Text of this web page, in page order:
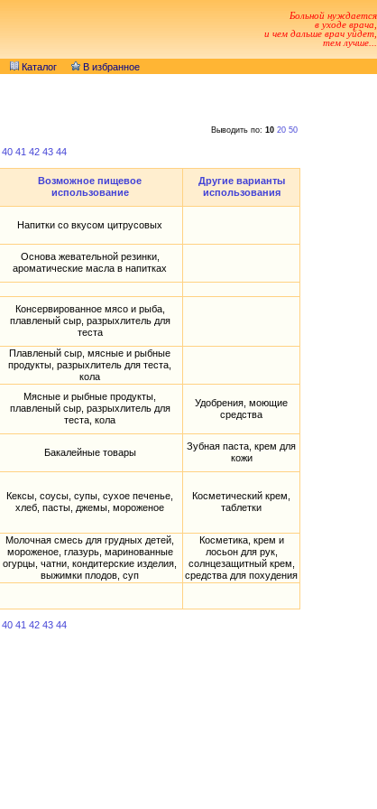
Больной нуждается
в уходе врача,
и чем дальше врач уйдет,
тем лучше...
Каталог В избранное
Выводить по: 10 20 50
40 41 42 43 44
Возможное пищевое
использование
Другие варианты
использования
Напитки со вкусом цитрусовых
Основа жевательной резинки,
ароматические масла в напитках
Консервированное мясо и рыба,
плавленый сыр, разрыхлитель для
теста
Плавленый сыр, мясные и рыбные
продукты, разрыхлитель для теста,
кола
Мясные и рыбные продукты,
плавленый сыр, разрыхлитель для
теста, кола
Удобрения, моющие
средства
Бакалейные товары
Зубная паста, крем для
кожи
Кексы, соусы, супы, сухое печенье,
хлеб, пасты, джемы, мороженое
Косметический крем,
таблетки
Молочная смесь для грудных детей,
мороженое, глазурь, маринованные
огурцы, чатни, кондитерские изделия,
выжимки плодов, суп
Косметика, крем и
лосьон для рук,
солнцезащитный крем,
средства для похудения
40 41 42 43 44